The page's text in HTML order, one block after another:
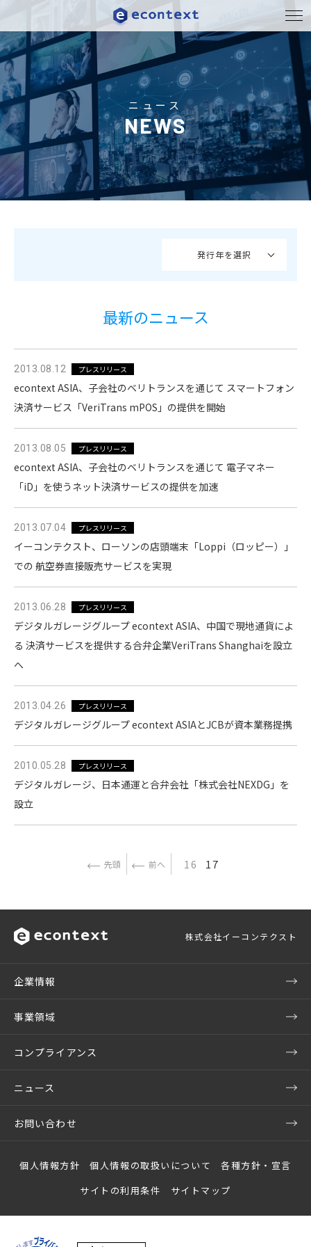
ニュース
NEWS
発行年を選択
最新のニュース
2013.08.12 プレスリリース
econtext ASIA、子会社のベリトランスを通じて スマートフォン
決済サービス「VeriTrans mPOS」の提供を開始
2013.08.05 プレスリリース
econtext ASIA、子会社のベリトランスを通じて 電子マネー
「iD」を使うネット決済サービスの提供を加速
2013.07.04 プレスリリース
イーコンテクスト、ローソンの店頭端末「Loppi（ロッピー）」
での 航空券直接販売サービスを実現
2013.06.28 プレスリリース
デジタルガレージグループ econtext ASIA、中国で現地通貨によ
る 決済サービスを提供する合弁企業VeriTrans Shanghaiを設立
へ
2013.04.26 プレスリリース
デジタルガレージグループ econtext ASIAとJCBが資本業務提携
2010.05.28 プレスリリース
デジタルガレージ、日本通運と合弁会社「株式会社NEXDG」を
設立
先頭 前へ 16 17
株式会社イーコンテクスト
企業情報
事業領域
コンプライアンス
ニュース
お問い合わせ
個人情報方針 個人情報の取扱いについて
各種方針・宣言
サイトの利用条件
サイトマップ